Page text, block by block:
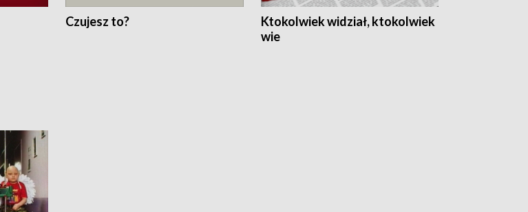
Czujesz to?
Ktokolwiek widział, ktokolwiek
wie